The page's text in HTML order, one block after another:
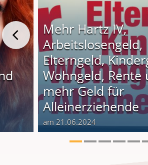
Mehr Hartz IV,
Arbeitslosengeld,
Elterngeld,
Wohngeld, Rente
mehr Geld für
Alleinerziehende
am 21.06.2024